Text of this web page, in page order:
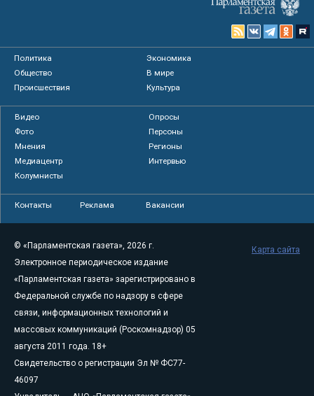
Политика
Экономика
Общество
В мире
Происшествия
Культура
Видео
Опросы
Фото
Персоны
Мнения
Регионы
Медиацентр
Интервью
Колумнисты
Контакты Реклама Вакансии
© «Парламентская газета», 2026 г.
Электронное периодическое издание
«Парламентская газета» зарегистрировано в
Федеральной службе по надзору в сфере
связи, информационных технологий и
массовых коммуникаций (Роскомнадзор) 05
августа 2011 года. 18+
Свидетельство о регистрации Эл № ФС77-
46097
Карта сайта